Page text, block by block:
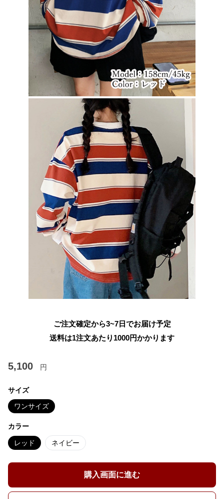
ご注文確定から3~7日でお届け予定
送料は1注文あたり 1000円かかります
5,100 円
サイズ
ワンサイズ
カラー
レッド ネイビー
購入画面に進む